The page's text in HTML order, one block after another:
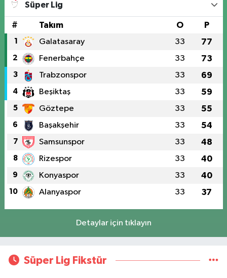
Süper Lig
# Takım O P
1 Galatasaray 33 77
2 Fenerbahçe 33 73
3 Trabzonspor 33 69
4 Beşiktaş 33 59
5 Göztepe 33 55
6 Başakşehir 33 54
7 Samsunspor 33 48
8 Rizespor 33 40
9 Konyaspor 33 40
10 Alanyaspor 33 37
Detaylar için tıklayın
Süper Lig Fikstür